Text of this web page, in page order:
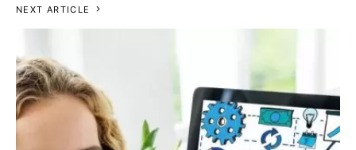
NEXT ARTICLE